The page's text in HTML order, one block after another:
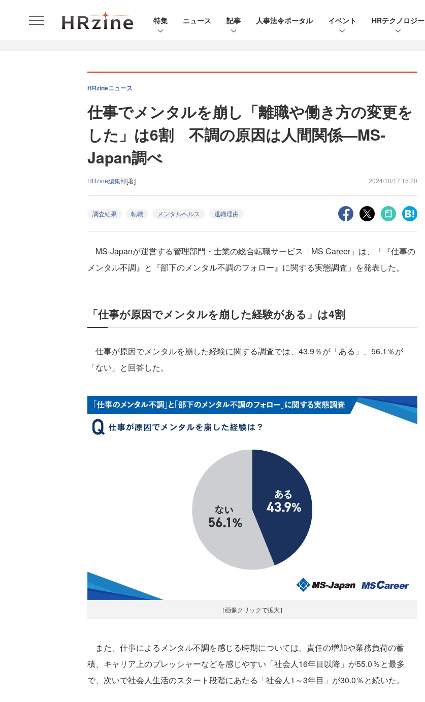
特集 ニュース 記事 人事法令ポータル イベント HRテクノロジー
HRzineニュース
仕事でメンタルを崩し「離職や働き方の変更を
した」は6割 不調の原因は人間関係—MS-
Japan調べ
HRzine編集部[著] 2024/10/17 15:20
調査結果 転職 メンタルヘルス 退職理由
MS-Japanが運営する管理部門・士業の総合転職サービス「MS Career」は、「『仕事の
メンタル不調』と『部下のメンタル不調のフォロー』に関する実態調査」を発表した。
「仕事が原因でメンタルを崩した経験がある」は4割
仕事が原因でメンタルを崩した経験に関する調査では、43.9％が「ある」、56.1％が
「ない」と回答した。
［画像クリックで拡大］
また、仕事によるメンタル不調を感じる時期については、責任の増加や業務負荷の蓄
積、キャリア上のプレッシャーなどを感じやすい「社会人16年目以降」が55.0％と最多
で、次いで社会人生活のスタート段階にあたる「社会人1～3年目」が30.0％と続いた。